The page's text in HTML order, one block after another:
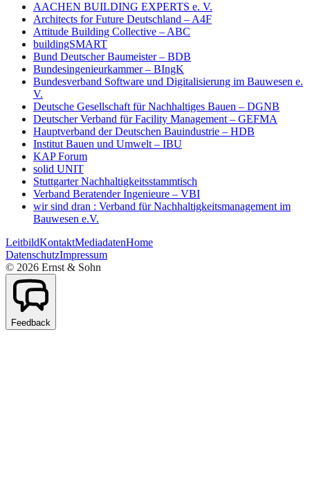
AACHEN BUILDING EXPERTS e. V.
Architects for Future Deutschland – A4F
Attitude Building Collective – ABC
buildingSMART
Bund Deutscher Baumeister – BDB
Bundesingenieurkammer – BIngK
Bundesverband Software und Digitalisierung im Bauwesen e.
V.
Deutsche Gesellschaft für Nachhaltiges Bauen – DGNB
Deutscher Verband für Facility Management – GEFMA
Hauptverband der Deutschen Bauindustrie – HDB
Institut Bauen und Umwelt – IBU
KAP Forum
solid UNIT
Stuttgarter Nachhaltigkeitsstammtisch
Verband Beratender Ingenieure – VBI
wir sind dran : Verband für Nachhaltigkeitsmanagement im
Bauwesen e.V.
LeitbildKontaktMediadatenHome
DatenschutzImpressum
© 2026 Ernst & Sohn
Feedback